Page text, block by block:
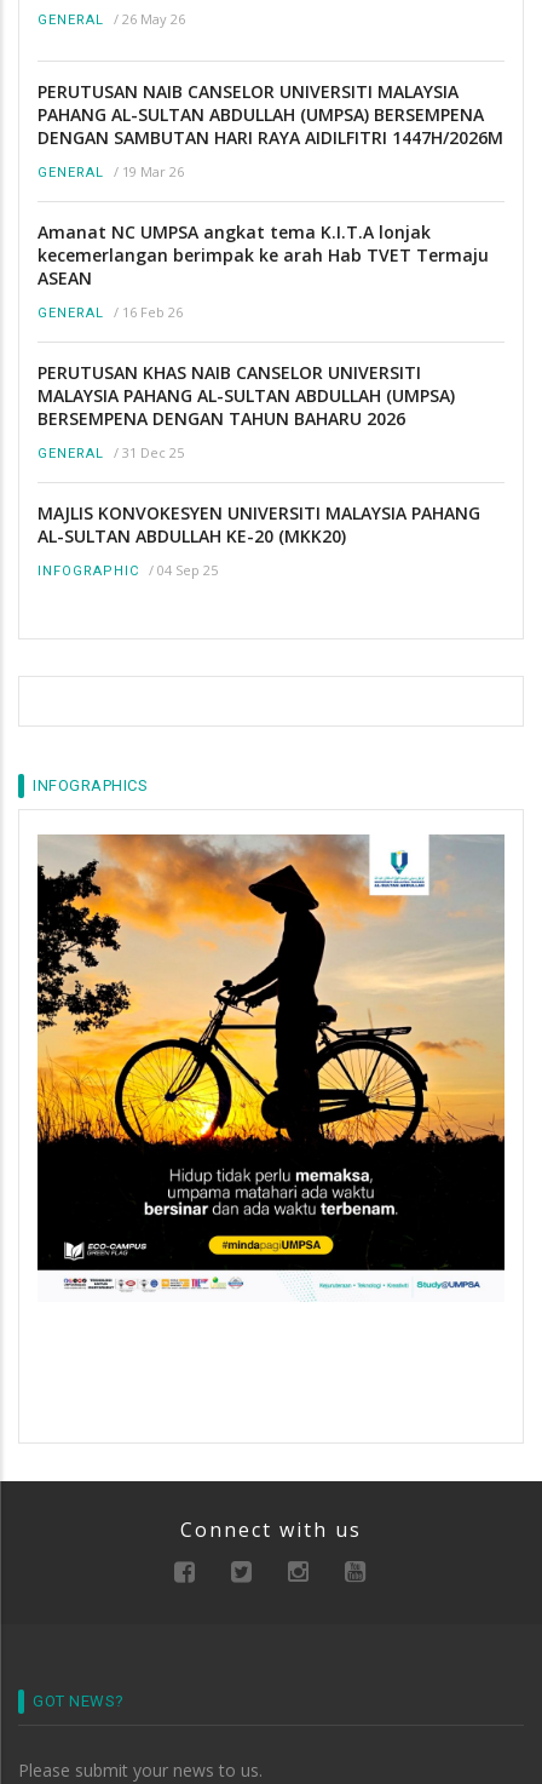
GENERAL / 26 May 26
PERUTUSAN NAIB CANSELOR UNIVERSITI MALAYSIA
PAHANG AL-SULTAN ABDULLAH (UMPSA) BERSEMPENA
DENGAN SAMBUTAN HARI RAYA AIDILFITRI 1447H/2026M
GENERAL / 19 Mar 26
Amanat NC UMPSA angkat tema K.I.T.A lonjak
kecemerlangan berimpak ke arah Hab TVET Termaju
ASEAN
GENERAL / 16 Feb 26
PERUTUSAN KHAS NAIB CANSELOR UNIVERSITI
MALAYSIA PAHANG AL-SULTAN ABDULLAH (UMPSA)
BERSEMPENA DENGAN TAHUN BAHARU 2026
GENERAL / 31 Dec 25
MAJLIS KONVOKESYEN UNIVERSITI MALAYSIA PAHANG
AL-SULTAN ABDULLAH KE-20 (MKK20)
INFOGRAPHIC / 04 Sep 25
INFOGRAPHICS
Connect with us
GOT NEWS?
Please submit your news to us.